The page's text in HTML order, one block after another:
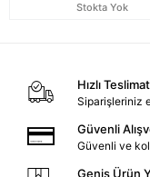
Stokta Yok
Hızlı Teslimat
Siparişleriniz
Güvenli
Güvenli ve
Geniş Ürün